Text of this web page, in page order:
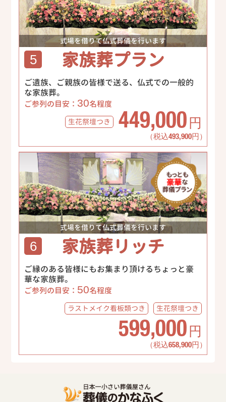
式場を借りて仏式葬儀を行います
5 家族葬プラン
ご遺族、ご親族の皆様で送る、仏式での一般的
な家族葬。
ご参列の目安： 30名程度
生花祭壇つき 449,000 円
（税込493,900円）
式場を借りて仏式葬儀を行います
6 家族葬リッチ
ご縁のある皆様にもお集まり頂けるちょっと豪
華な家族葬。
ご参列の目安： 50名程度
ラストメイク看板類つき 生花祭壇つき
599,000 円
（税込658,900円）